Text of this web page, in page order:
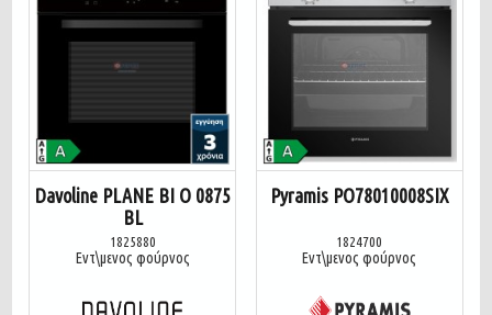
Davoline PLANE BI O 0875
BL
1825880
Εντ\μενος φούρνος
Pyramis PO78010008SIX
1824700
Εντ\μενος φούρνος